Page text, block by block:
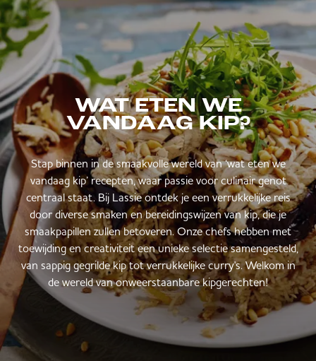
WAT ETEN WE
VANDAAG KIP?
Stap binnen in de smaakvolle wereld van ‘wat eten we
vandaag kip’ recepten, waar passie voor culinair genot
centraal staat. Bij Lassie ontdek je een verrukkelijke reis
door diverse smaken en bereidingswijzen van kip, die je
smaakpapillen zullen betoveren. Onze chefs hebben met
toewijding en creativiteit een unieke selectie samengesteld,
van sappig gegrilde kip tot verrukkelijke curry's. Welkom in
de wereld van onweerstaanbare kipgerechten!